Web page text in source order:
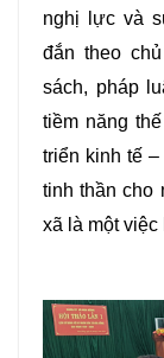
nghị lực và
đắn theo
sách, pháp
tiềm năng
triển kinh tế
tinh thần cho
xã là một việc